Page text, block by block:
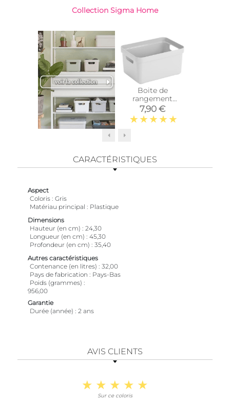
Collection Sigma Home
Boite de
rangement
Sigma Home Box
13 L (Blanc)
7,90 €
CARACTÉRISTIQUES
Aspect
Coloris Gris
Matériau principal
Plastique
Dimensions
Hauteur (en cm)
24,30
Longueur (en cm)
45,30
Profondeur (en cm)
35,40
Autres caractéristiques
Contenance (en litres)
32,00
Pays de fabrication
Pays-Bas
Poids (grammes)
956,00
Garantie
Durée (année)
2 ans
AVIS CLIENTS
Sur ce coloris